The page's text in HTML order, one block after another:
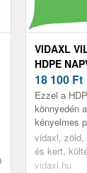
VIDAXL
HDPE
G/M² 4, 5 X
18 100 Ft
Ezzel a
könnyedén
kényelmes
kertben, a
erkélyen
t...
vidaxl,
és kert,
napernyők
vidaxl.hu